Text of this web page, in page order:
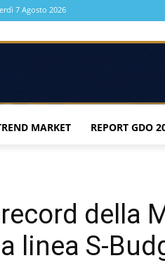
7 Agosto 2026
MARKET REPORT GDO
della
linea S-